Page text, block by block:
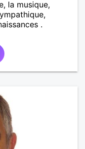
la musique,
.